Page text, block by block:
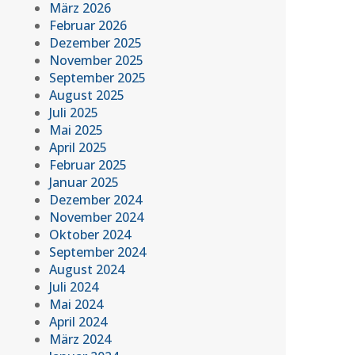
März 2026
Februar 2026
Dezember 2025
November 2025
September 2025
August 2025
Juli 2025
Mai 2025
April 2025
Februar 2025
Januar 2025
Dezember 2024
November 2024
Oktober 2024
September 2024
August 2024
Juli 2024
Mai 2024
April 2024
März 2024